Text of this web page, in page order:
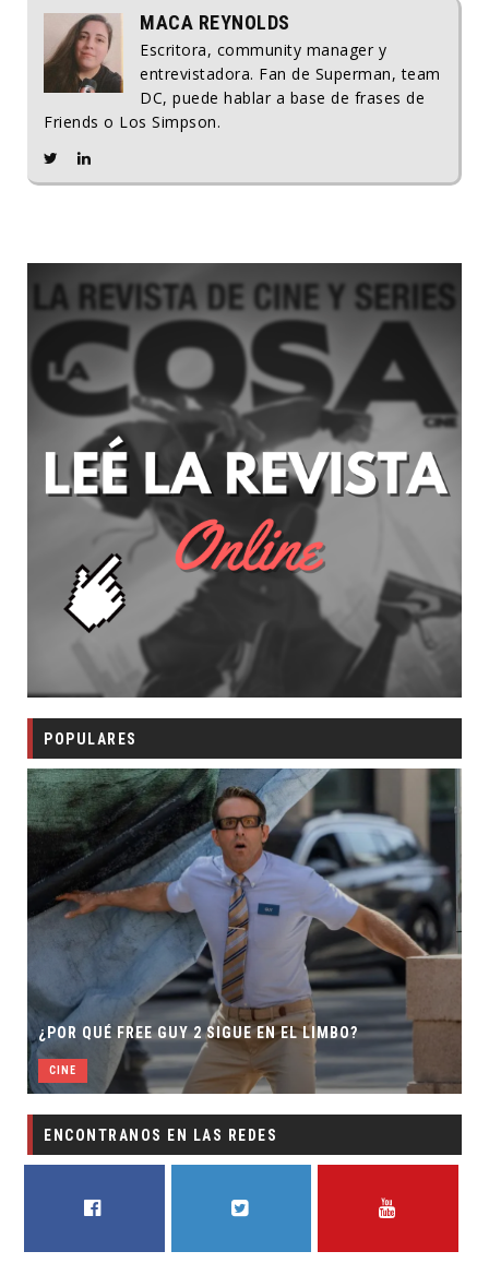
MACA REYNOLDS
Escritora, community manager y
entrevistadora. Fan de Superman, team
DC, puede hablar a base de frases de
Friends o Los Simpson.
POPULARES
¿POR QUÉ FREE GUY 2 SIGUE EN EL LIMBO?
CINE
ENCONTRANOS EN LAS REDES